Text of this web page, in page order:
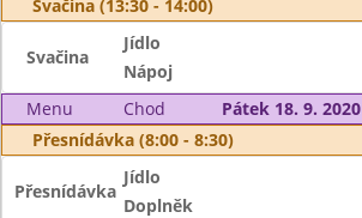
Svačina (13:30 - 14:00)
Svačina
Jídlo
Nápoj
Menu
Chod
Pátek 18. 9. 2020
Přesnídávka (8:00 - 8:30)
Přesnídávka
Jídlo
Doplněk